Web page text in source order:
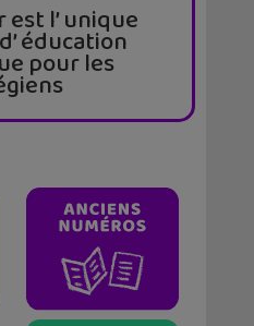
l’ unique
éducation
pour les